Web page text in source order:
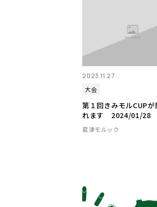
2023.11.27
大会
第１回きみモルCUPが
れます 2024/01/28
君津モルック